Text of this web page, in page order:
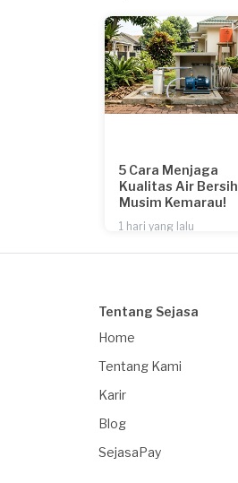
5 Cara Menjaga
Kualitas Air Bersih
Musim Kemarau!
1 hari yang lalu
Tentang Sejasa
Home
Tentang Kami
Karir
Blog
SejasaPay